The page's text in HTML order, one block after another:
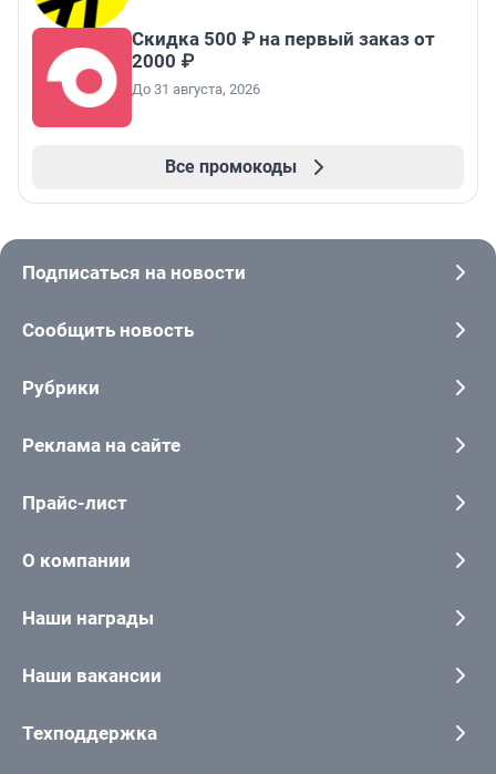
Скидка 500 ₽ на первый заказ от
2000 ₽
До 31 августа, 2026
Все промокоды
Подписаться на новости
Сообщить новость
Рубрики
Реклама на сайте
Прайс-лист
О компании
Наши награды
Наши вакансии
Техподдержка